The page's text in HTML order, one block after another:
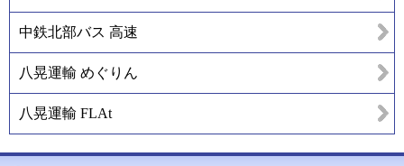
中鉄北部バス 高速
八晃運輸 めぐりん
八晃運輸 FLAt